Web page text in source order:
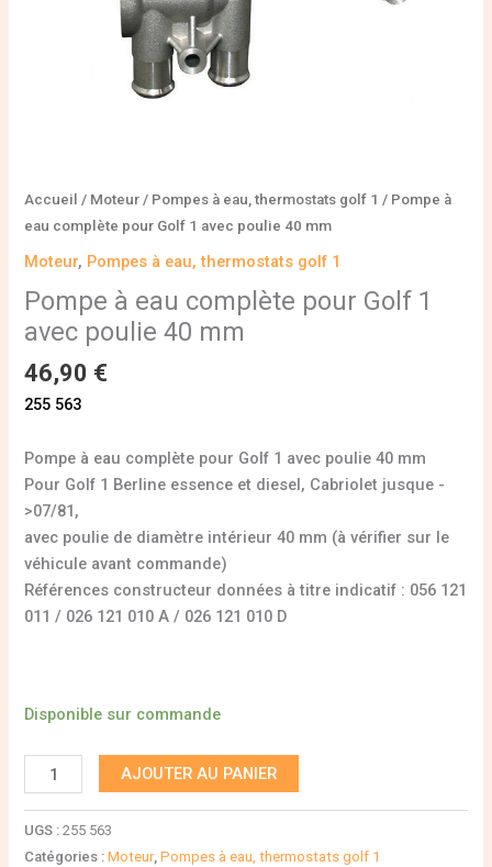
Accueil / Moteur / Pompes à eau, thermostats golf 1 / Pompe à
eau complète pour Golf 1 avec poulie 40 mm
Moteur, Pompes à eau, thermostats golf 1
Pompe à eau complète pour Golf 1
avec poulie 40 mm
46,90 €
255 563
Pompe à eau complète pour Golf 1 avec poulie 40 mm
Pour Golf 1 Berline essence et diesel, Cabriolet jusque -
>07/81,
avec poulie de diamètre intérieur 40 mm (à vérifier sur le
véhicule avant commande)
Références constructeur données à titre indicatif : 056 121
011 / 026 121 010 A / 026 121 010 D
Disponible sur commande
AJOUTER AU PANIER
UGS :255 563
Catégories :Moteur,Pompes à eau, thermostats golf 1